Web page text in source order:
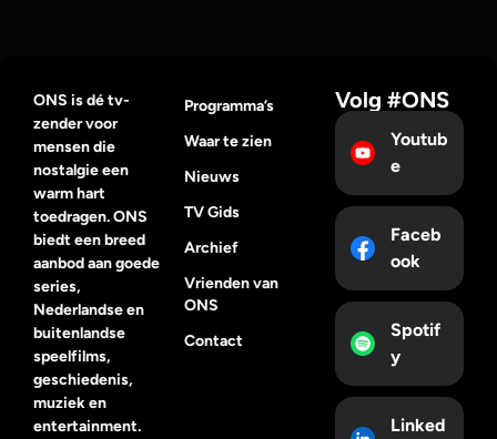
ONS is dé tv-
zender voor
mensen die
nostalgie een
warm hart
toedragen. ONS
biedt een breed
aanbod aan goede
series,
Nederlandse en
buitenlandse
speelfilms,
geschiedenis,
muziek en
entertainment.
Programma’s
Waar te zien
Nieuws
TV Gids
Archief
Vrienden van
ONS
Contact
Volg #ONS
Youtub
e
Faceb
ook
Spotif
y
Linked